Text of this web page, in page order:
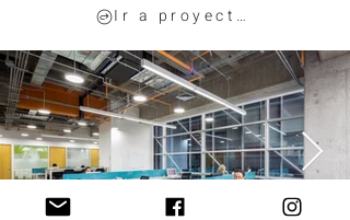
Ir a proyectos